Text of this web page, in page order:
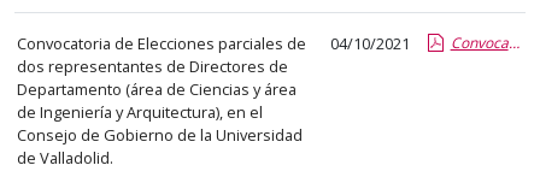
anuncios
del
tablón
seleccionado
previamente.
En
reciente
Convocatoria de Elecciones parciales de
dos representantes de Directores de
Departamento (área de Ciencias y área
de Ingeniería y Arquitectura), en el
Consejo de Gobierno de la Universidad
de Valladolid.
04/10/2021 Convocatoria elecciones parciales 2 dptos